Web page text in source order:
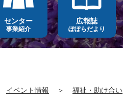
センター
事業紹介
広報誌
ぽぽらだより
イベント情報 ＞ 福祉・助け合い